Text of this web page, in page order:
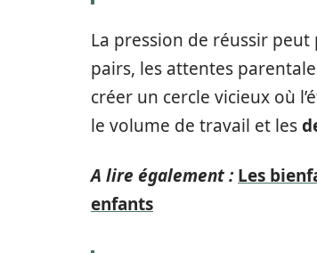
La pression de réussir
pairs, les attentes
créer un cercle vicieux où
le volume de travail et les
A lire également : Les
enfants